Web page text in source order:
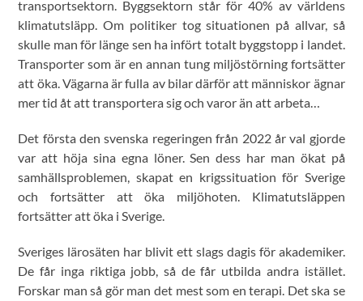
transportsektorn. Byggsektorn står för 40% av världens
klimatutsläpp. Om politiker tog situationen på allvar, så
skulle man för länge sen ha infört totalt byggstopp i landet.
Transporter som är en annan tung miljöstörning fortsätter
att öka. Vägarna är fulla av bilar därför att människor ägnar
mer tid åt att transportera sig och varor än att arbeta…
Det första den svenska regeringen från 2022 år val gjorde
var att höja sina egna löner. Sen dess har man ökat på
samhällsproblemen, skapat en krigssituation för Sverige
och fortsätter att öka miljöhoten. Klimatutsläppen
fortsätter att öka i Sverige.
Sveriges lärosäten har blivit ett slags dagis för akademiker.
De får inga riktiga jobb, så de får utbilda andra istället.
Forskar man så gör man det mest som en terapi. Det ska se